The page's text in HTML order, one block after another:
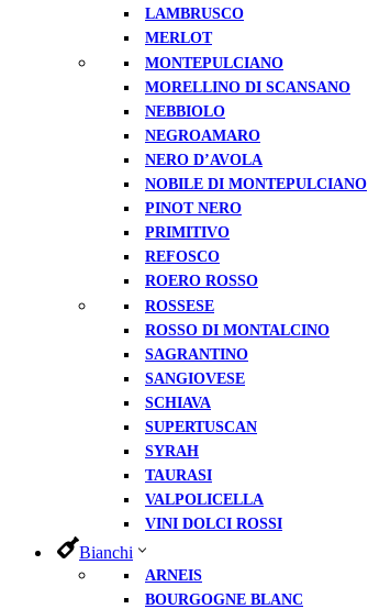
LAMBRUSCO
MERLOT
MONTEPULCIANO
MORELLINO DI SCANSANO
NEBBIOLO
NEGROAMARO
NERO D’AVOLA
NOBILE DI MONTEPULCIANO
PINOT NERO
PRIMITIVO
REFOSCO
ROERO ROSSO
ROSSESE
ROSSO DI MONTALCINO
SAGRANTINO
SANGIOVESE
SCHIAVA
SUPERTUSCAN
SYRAH
TAURASI
VALPOLICELLA
VINI DOLCI ROSSI
Bianchi
ARNEIS
BOURGOGNE BLANC